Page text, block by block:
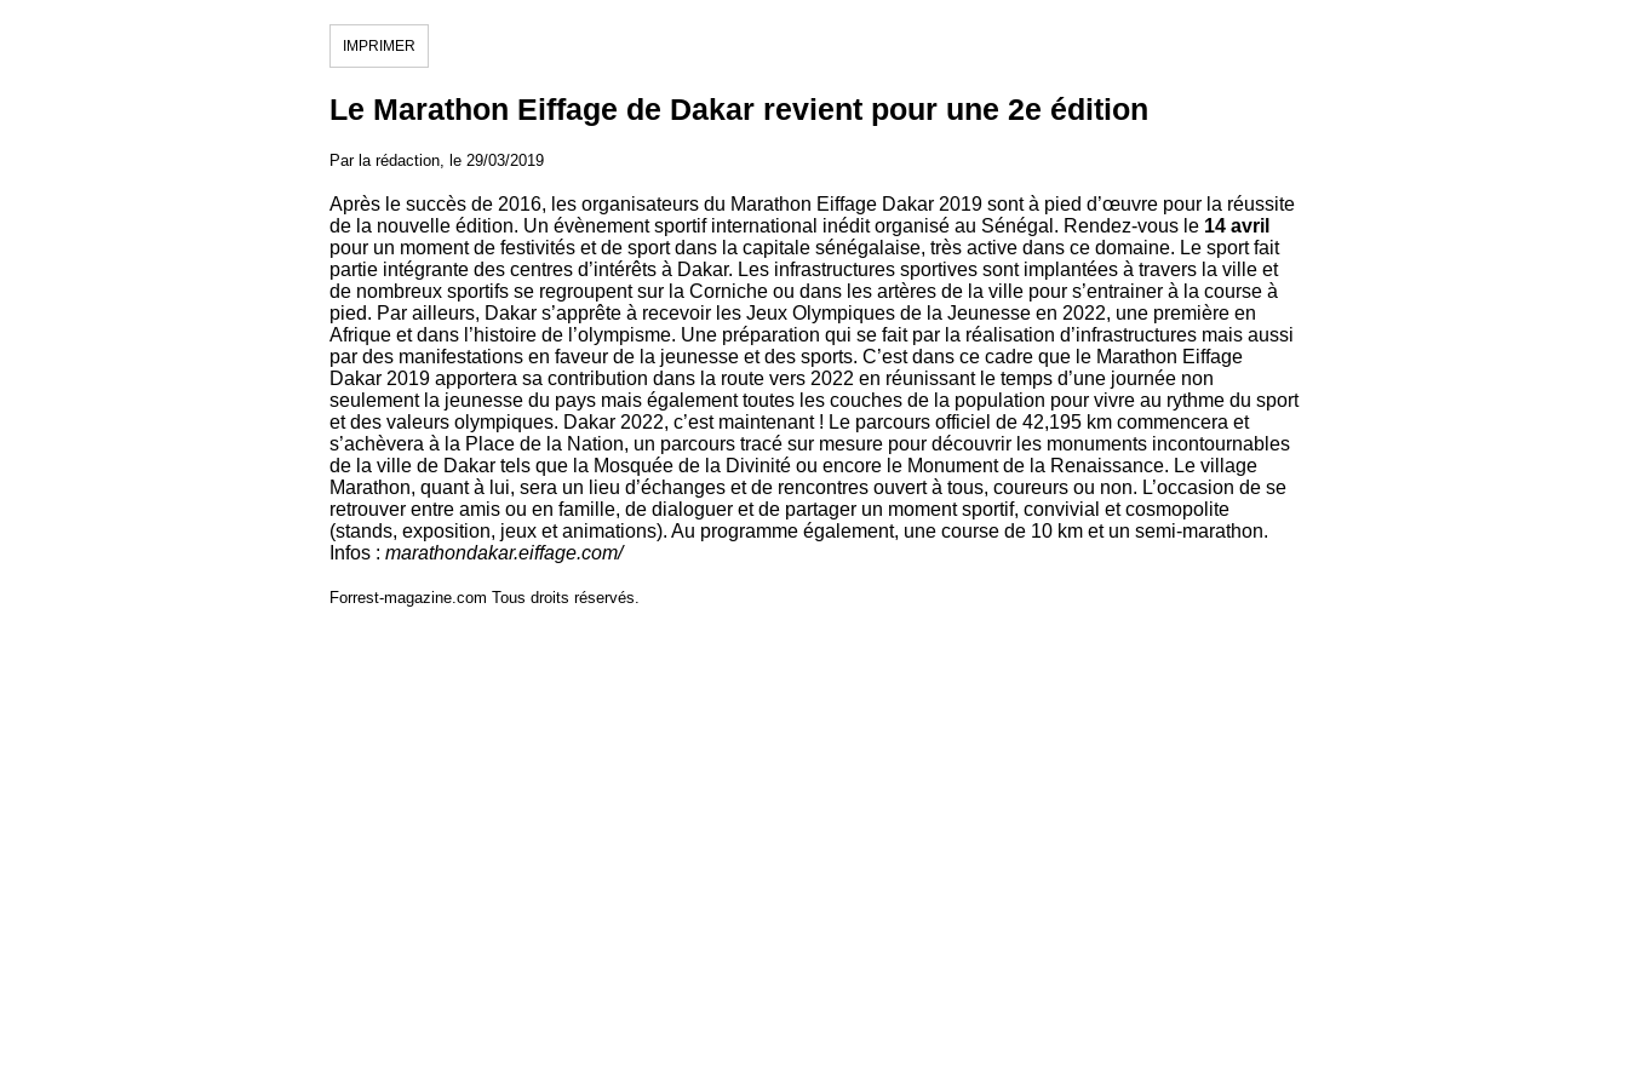
IMPRIMER
Le Marathon Eiffage de Dakar revient pour une 2e édition
Par la rédaction, le 29/03/2019
Après le succès de 2016, les organisateurs du Marathon Eiffage Dakar 2019 sont à pied d’œuvre pour la réussite
de la nouvelle édition. Un évènement sportif international inédit organisé au Sénégal. Rendez-vous le 14 avril
pour un moment de festivités et de sport dans la capitale sénégalaise, très active dans ce domaine. Le sport fait
partie intégrante des centres d’intérêts à Dakar. Les infrastructures sportives sont implantées à travers la ville et
de nombreux sportifs se regroupent sur la Corniche ou dans les artères de la ville pour s’entrainer à la course à
pied. Par ailleurs, Dakar s’apprête à recevoir les Jeux Olympiques de la Jeunesse en 2022, une première en
Afrique et dans l’histoire de l’olympisme. Une préparation qui se fait par la réalisation d’infrastructures mais aussi
par des manifestations en faveur de la jeunesse et des sports. C’est dans ce cadre que le Marathon Eiffage
Dakar 2019 apportera sa contribution dans la route vers 2022 en réunissant le temps d’une journée non
seulement la jeunesse du pays mais également toutes les couches de la population pour vivre au rythme du sport
et des valeurs olympiques. Dakar 2022, c’est maintenant ! Le parcours officiel de 42,195 km commencera et
s’achèvera à la Place de la Nation, un parcours tracé sur mesure pour découvrir les monuments incontournables
de la ville de Dakar tels que la Mosquée de la Divinité ou encore le Monument de la Renaissance. Le village
Marathon, quant à lui, sera un lieu d’échanges et de rencontres ouvert à tous, coureurs ou non. L’occasion de se
retrouver entre amis ou en famille, de dialoguer et de partager un moment sportif, convivial et cosmopolite
(stands, exposition, jeux et animations). Au programme également, une course de 10 km et un semi-marathon.
Infos : marathondakar.eiffage.com/
Forrest-magazine.com Tous droits réservés.